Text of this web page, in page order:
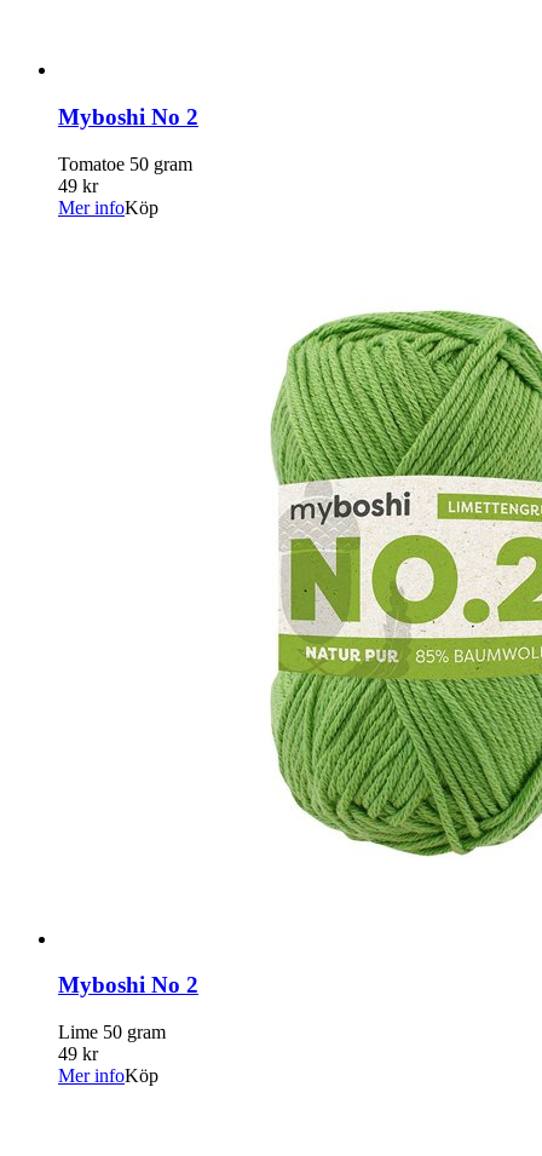
Myboshi No 2
Tomatoe 50 gram
49 kr
Mer infoKöp
Myboshi No 2
Lime 50 gram
49 kr
Mer infoKöp